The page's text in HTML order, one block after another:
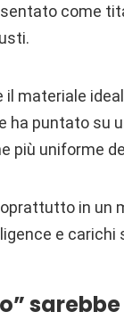
come
il materiale
ha puntato
più uniforme
in un
e carichi